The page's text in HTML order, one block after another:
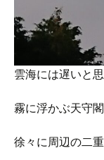
雲海には遅いと
霧に浮かぶ天守
徐々に周辺の二